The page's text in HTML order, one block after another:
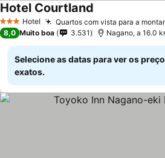
3 EstrelasHotel Quartos com vista para a
Hotel Courtland
8,0 Muito boa 3.531 Nagano, a 16.0
Selecione as datas para ver os
exatos.